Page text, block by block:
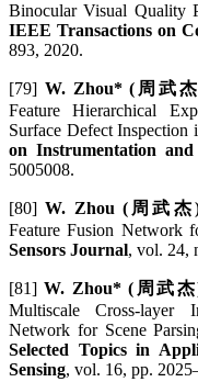
Binocular Visual Quality
IEEE Transactions on
893, 2020.
[79] W. Zhou* (周武
Feature Hierarchical
Surface Defect
on Instrumentation and
5005008.
[80]W. Zhou (周武杰
Feature Fusion Network
Sensors Journal, vol. 24,
[81]W. Zhou* (周武
Multiscale Cross-layer
Network for Scene
Selected Topics in
Sensing, vol. 16, pp.